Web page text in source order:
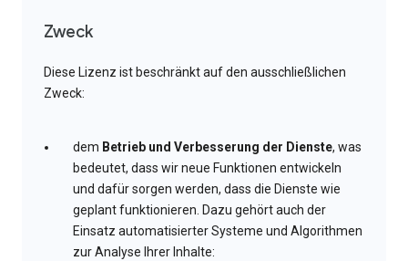
Zweck
Diese Lizenz ist beschränkt auf den ausschließlichen
Zweck:
dem Betrieb und Verbesserung der Dienste, was
bedeutet, dass wir neue Funktionen entwickeln
und dafür sorgen werden, dass die Dienste wie
geplant funktionieren. Dazu gehört auch der
Einsatz automatisierter Systeme und Algorithmen
zur Analyse Ihrer Inhalte: